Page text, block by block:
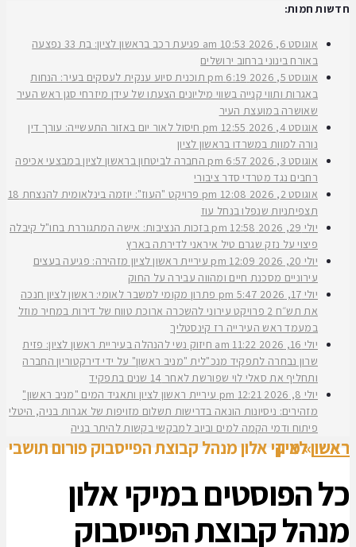
חדשות חמות:
אוגוסט 6, 2026 10:53 am
פגיעת רכב בראשון לציון: בת 33 נפצעה
באורח בינוני ברחוב ירושלים
אוגוסט 5, 2026
6:19 pm
תוכנית סיוע ענקית לעסקים בעיר: הנחות
באגרות ותווי קנייה בשווי מיליונים הצעתו של עידן מיזרחי סגן ראש העיר
שאושרה במועצת העיר
אוגוסט 4, 2026
12:55 pm
חיסול לאור יום באזור התעשייה: עורך דין
נורה למוות במשרדו בראשון לציון
אוגוסט 3, 2026
6:57 pm
החברה לביטחון בראשון לציון במבצעי אכיפה
רחבים נגד מטרדי סדר ציבורי
אוגוסט 2, 2026
12:08 pm
פרויקט "העוז": יוזמה בינלאומית להנצחת 18
תצפיתניות שנפלו בנחל עוז
יולי 29, 2026
12:58 pm
בזכות הנציבות: אישה המתגוררת בחו"ל קיבלה
פיצוי על נזק שגרם טיל איראני לדירתה בארץ
יולי 20, 2026
12:09 pm
עיריית ראשון לציון מזהירה: פגיעה בעצים
עירוניים מסכנת חיים ומהווה עבירה על החוק
יולי 17, 2026
5:47 pm
פתרון מקומי למשבר לאומי: ראשון לציון חנכה
את תש״ח 2 פרויקט עירוני להשכרה ארוכת טווח של דירות במחיר מוזל
במעמד ראש העירייה רז קינסטליך
יולי 16, 2026
11:22 am
חיזוק נשי להנהלה בעיריית ראשון לציון: פזית
שרון נבחרה לתפקיד מנכ"לית "מניב ראשון" על ידי דירקטוריון החברה
ותחליף את סאלי לוי שפורשת לאחר 14 שנים בתפקיד
יולי 8, 2026
12:21 pm
עיריית ראשון לציון ותאגיד המים "מניב ראשון"
מזהירים: ניסיונות הונאה בדרישות תשלום מזויפות של אגרות בניה, היטלי
פיתוח ודמי הקמה למים וביוב למבקשי בקשות להיתר בניה
ראשי»
מיקי אלון מנהל קבוצת הפייסבוק פורום תושבי ראשון לציון
כל הפוסטים במיקי אלון
מנהל קבוצת הפייסבוק